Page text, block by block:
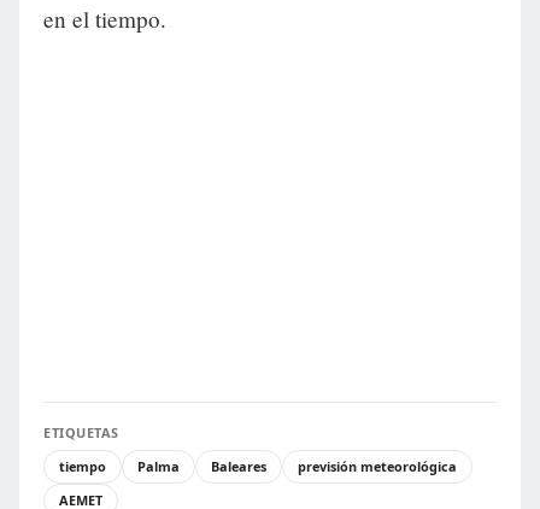
en el tiempo.
ETIQUETAS
tiempo
Palma Baleares
previsión meteorológica
AEMET